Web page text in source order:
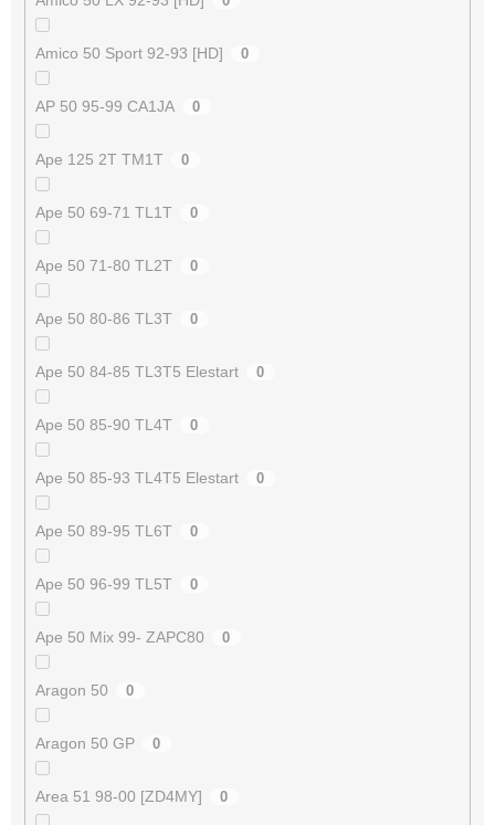
Amico 50 Sport 92-93 [HD] 0
AP 50 95-99 CA1JA 0
Ape 125 2T TM1T 0
Ape 50 69-71 TL1T 0
Ape 50 71-80 TL2T 0
Ape 50 80-86 TL3T 0
Ape 50 84-85 TL3T5 Elestart 0
Ape 50 85-90 TL4T 0
Ape 50 85-93 TL4T5 Elestart 0
Ape 50 89-95 TL6T 0
Ape 50 96-99 TL5T 0
Ape 50 Mix 99- ZAPC80 0
Aragon 50 0
Aragon 50 GP 0
Area 51 98-00 [ZD4MY] 0